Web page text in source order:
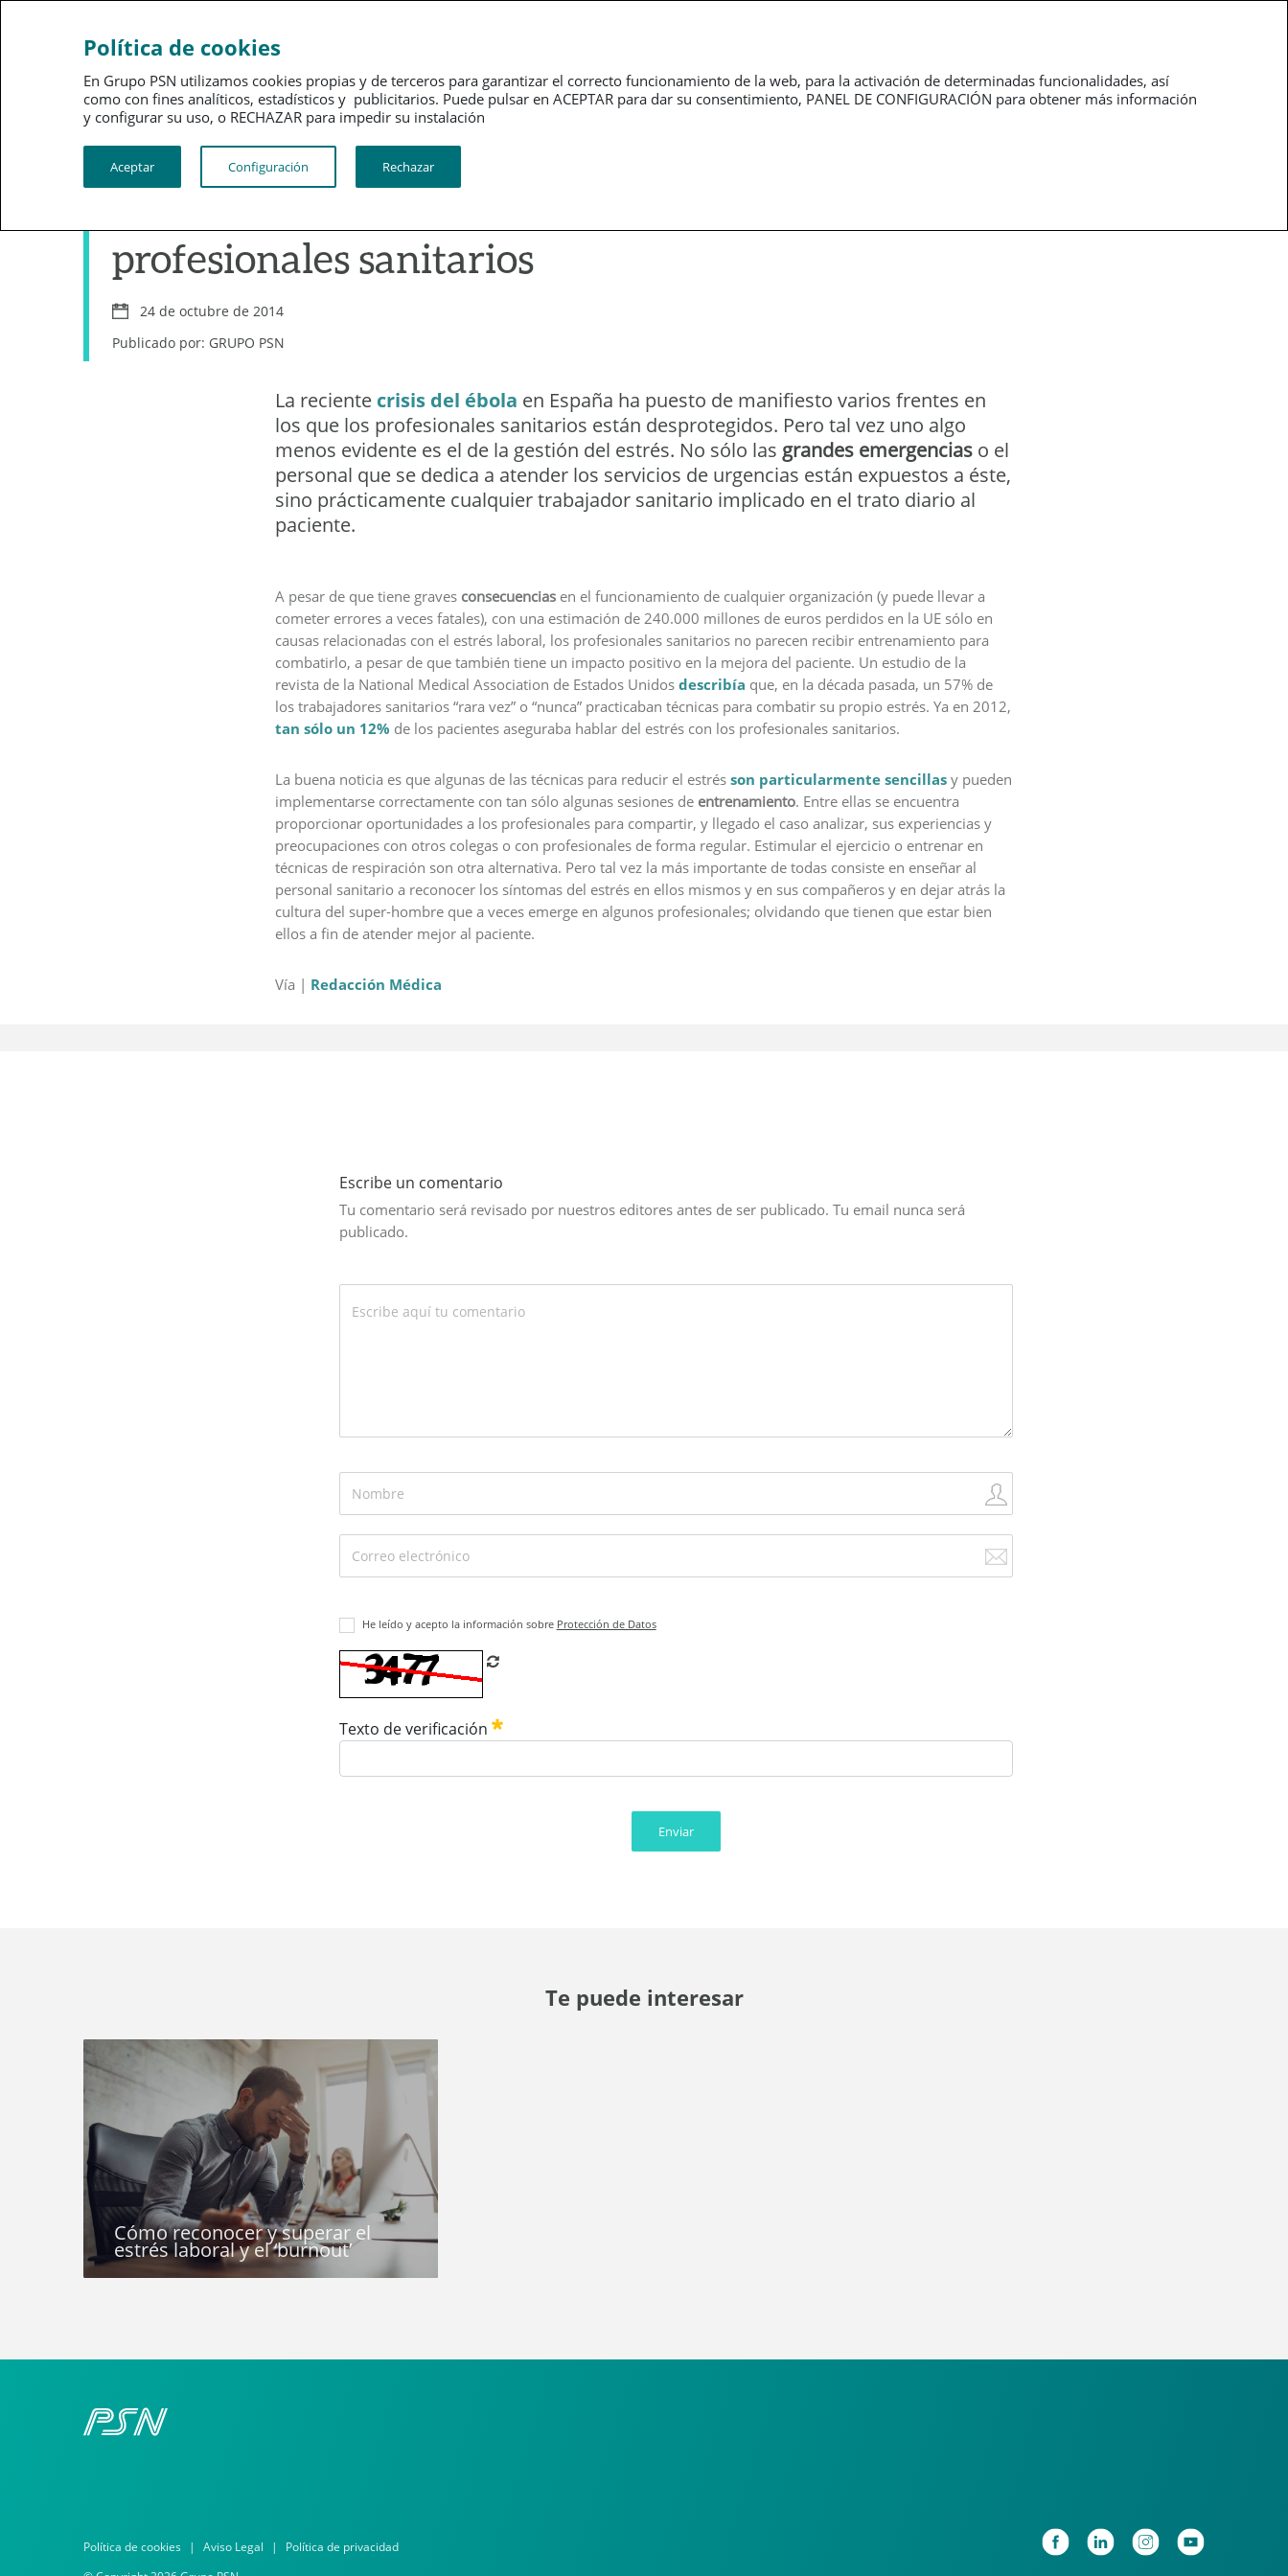
Ahorro
Profesionales
profesionales sanitarios
24 de octubre de 2014
Publicado por: GRUPO PSN
La reciente crisis del ébola en España ha puesto de manifiesto varios frentes en
los que los profesionales sanitarios están desprotegidos. Pero tal vez uno algo
menos evidente es el de la gestión del estrés. No sólo las grandes emergencias o el
personal que se dedica a atender los servicios de urgencias están expuestos a éste,
sino prácticamente cualquier trabajador sanitario implicado en el trato diario al
paciente.
A pesar de que tiene graves consecuencias en el funcionamiento de cualquier organización (y puede llevar a
cometer errores a veces fatales), con una estimación de 240.000 millones de euros perdidos en la UE sólo en
causas relacionadas con el estrés laboral, los profesionales sanitarios no parecen recibir entrenamiento para
combatirlo, a pesar de que también tiene un impacto positivo en la mejora del paciente. Un estudio de la
revista de la National Medical Association de Estados Unidos describía que, en la década pasada, un 57% de
los trabajadores sanitarios “rara vez” o “nunca” practicaban técnicas para combatir su propio estrés. Ya en 2012,
tan sólo un 12% de los pacientes aseguraba hablar del estrés con los profesionales sanitarios.
La buena noticia es que algunas de las técnicas para reducir el estrés son particularmente sencillas y pueden
implementarse correctamente con tan sólo algunas sesiones de entrenamiento. Entre ellas se encuentra
proporcionar oportunidades a los profesionales para compartir, y llegado el caso analizar, sus experiencias y
preocupaciones con otros colegas o con profesionales de forma regular. Estimular el ejercicio o entrenar en
técnicas de respiración son otra alternativa. Pero tal vez la más importante de todas consiste en enseñar al
personal sanitario a reconocer los síntomas del estrés en ellos mismos y en sus compañeros y en dejar atrás la
cultura del super-hombre que a veces emerge en algunos profesionales; olvidando que tienen que estar bien
ellos a fin de atender mejor al paciente.
Vía | Redacción Médica
Escribe un comentario
Tu comentario será revisado por nuestros editores antes de ser publicado. Tu email nunca será
publicado.
He leído y acepto la información sobre Protección de Datos
Refrescar CAPTCHA
Texto de verificación
Enviar
Te puede interesar
Cómo reconocer y superar el
estrés laboral y el ‘burnout’
Política de cookies
En Grupo PSN utilizamos cookies propias y de terceros para garantizar el correcto funcionamiento de la web, para la activación de determinadas funcionalidades, así
como con fines analíticos, estadísticos y publicitarios. Puede pulsar en ACEPTAR para dar su consentimiento, PANEL DE CONFIGURACIÓN para obtener más información
y configurar su uso, o RECHAZAR para impedir su instalación​​​​​​​
Aceptar Configuración Rechazar
Política de cookies Aviso Legal
Política de privacidad